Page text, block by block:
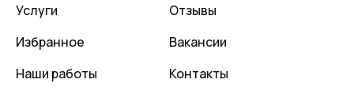
Услуги
Избранное
Наши работы
Отзывы
Вакансии
Контакты